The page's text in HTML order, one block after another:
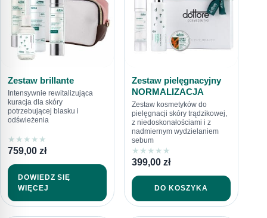
Zestaw brillante
Intensywnie rewitalizująca
kuracja dla skóry
potrzebującej blasku i
odświeżenia
★ ★ ★ ★ ★
759,00 zł
DOWIEDZ SIĘ
WIĘCEJ
Zestaw pielęgnacyjny
NORMALIZACJA
Zestaw kosmetyków do
pielęgnacji skóry trądzikowej,
z niedoskonałościami i z
nadmiernym wydzielaniem
sebum
★ ★ ★ ★ ★
399,00 zł
DO KOSZYKA